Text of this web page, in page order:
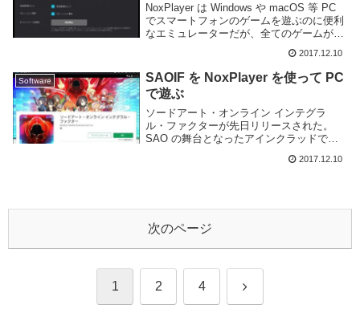
NoxPlayer は Windows や macOS 等 PC
でスマートフォンのゲームを遊ぶのに便利
なエミュレーターだが、全てのゲームが快
場合、NoxPlayer の設定を変更するなどし
て動くように...
2017.12.10
Software
SAOIF を NoxPlayer を使って PC
で遊ぶ
ソードアート・オンライン インテグラ
ル・ファクターが先日リリースされた。
SAO の舞台となったアインクラッドで遊
分はゲームはなるべく PC でやりたいので
2017.12.10
次のページ
1 2 4 次